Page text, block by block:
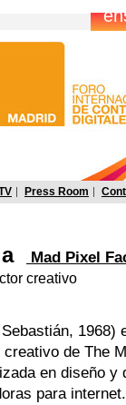
Mad Pixel
creativo
1968)
de The
en diseño y
para
Press Room